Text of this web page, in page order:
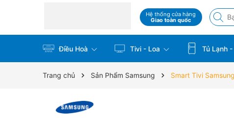
Hệ thống cửa hàng
Giao toàn quốc
Điều Hoà Tivi - Loa Tủ Lạnh
Trang chủ Sản Phẩm Samsung Smart Tivi